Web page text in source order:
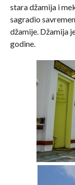
stara džamija i
sagradio
džamije. Džamija
godine.